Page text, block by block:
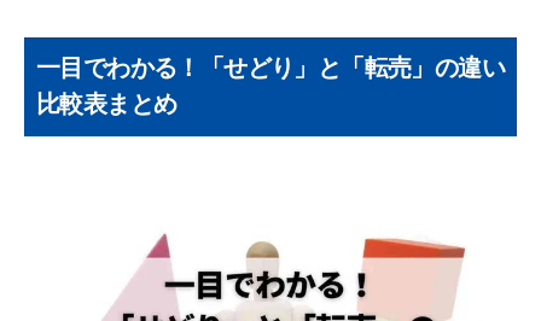
一目でわかる！「せどり」と「転売」の違い
比較表まとめ